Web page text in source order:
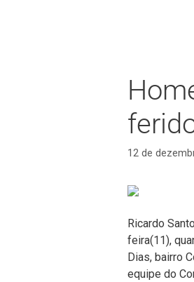
12 de
Ricardo
feira(11),
Dias, bairro
equipe do